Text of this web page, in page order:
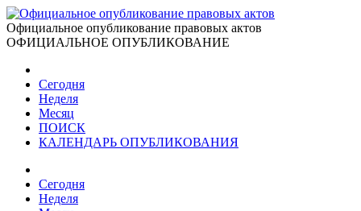
Официальное опубликование правовых актов
ОФИЦИАЛЬНОЕ ОПУБЛИКОВАНИЕ
Сегодня
Неделя
Месяц
ПОИСК
КАЛЕНДАРЬ ОПУБЛИКОВАНИЯ
Сегодня
Неделя